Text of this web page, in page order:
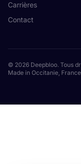
Carrières
Contact
© 2026 Deepbloo. Tous
Made in Occitanie,